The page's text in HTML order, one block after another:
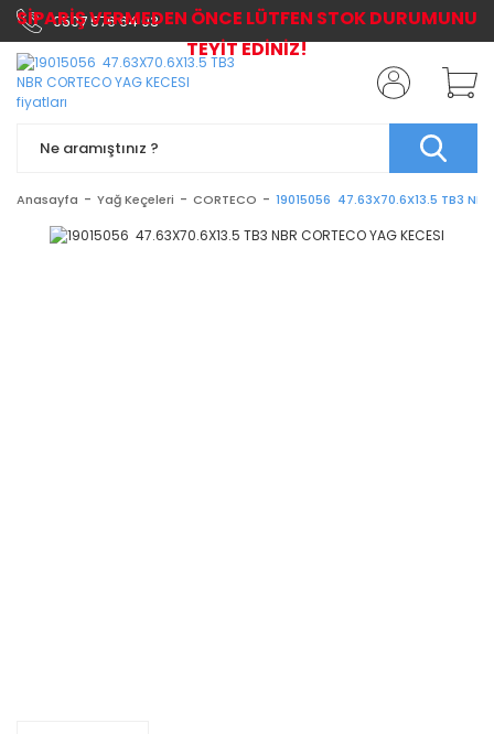
0507 576 64 03
Anasayfa Yağ Keçeleri CORTECO 19015056 47.63X70.6X13.5 TB3
SİPARİŞ VERMEDEN ÖNCE LÜTFEN STOK DURUMUNU
TEYİT EDİNİZ!